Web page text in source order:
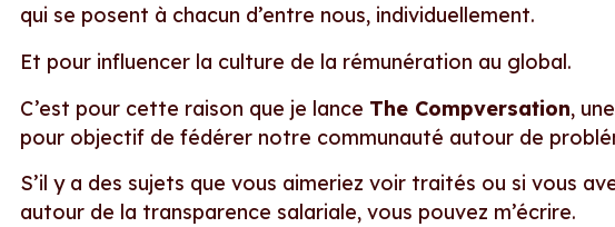
qui se posent à chacun d’entre nous, individuellement.
Et pour influencer la culture de la rémunération au global.
C’est pour cette raison que je lance The Compversation,
pour objectif de fédérer notre communauté autour de
S’il y a des sujets que vous aimeriez voir traités ou si vous
autour de la transparence salariale, vous pouvez m’écrire.